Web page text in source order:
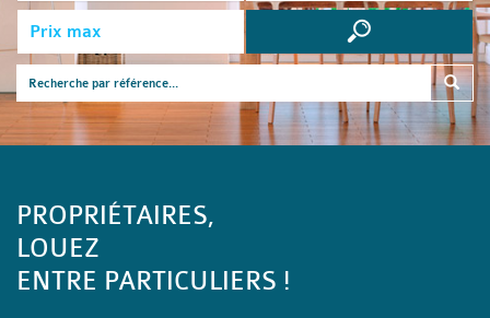
PROPRIÉTAIRES,
LOUEZ
ENTRE PARTICULIERS !